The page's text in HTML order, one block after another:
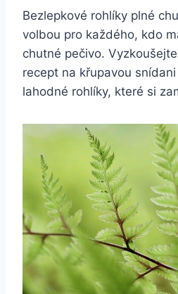
Bezlepkové rohlíky plné
volbou pro každého, kdo
chutné pečivo.
recept na křupavou
lahodné rohlíky, které si